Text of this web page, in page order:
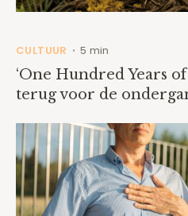
CULTUUR • 5 min
‘One Hundred Years
terug voor de